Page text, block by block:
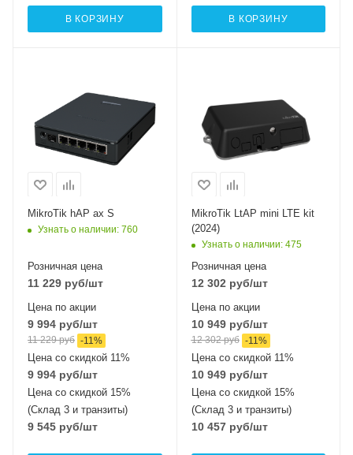
В КОРЗИНУ В КОРЗИНУ
интерфейсы
5xGigabit, 1xSFP
Wi-Fi интерфейсы
Два: 5 ГГц
MIMO2x2 + 2,4 ГГц
MikroTik hAP ax S
Узнать о наличии: 760
Розничная цена
11 229 руб/шт
Цена по акции
9 994 руб/шт
11 229руб -11%
Цена со скидкой 11%
9 994 руб/шт
Цена со скидкой 15%
(Склад 3 и транзиты)
9 545 руб/шт
Один 2G / 3G / LTE6
Проводные,
оптические
интерфейсы
Ethernet
Wi-Fi интерфейсы
2.4 ГГц 802.11b/g/n
MIMO2x2
MikroTik LtAP mini LTE kit
(2024)
Узнать о наличии: 475
Розничная цена
12 302 руб/шт
Цена по акции
10 949руб/шт
12 302руб -11%
Цена со скидкой 11%
10 949руб/шт
Цена со скидкой 15%
(Склад 3 и транзиты)
10 457руб/шт